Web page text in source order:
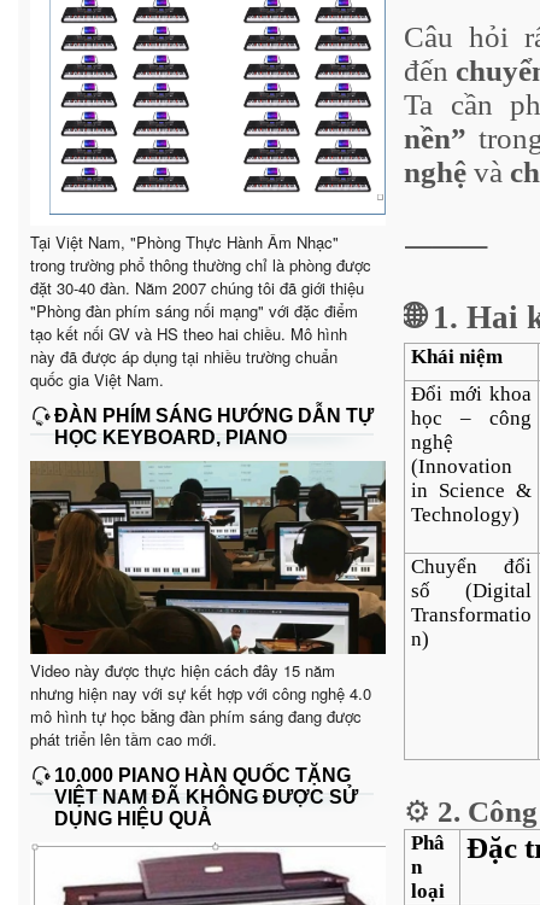
Tại Việt Nam, "Phòng Thực Hành Âm Nhạc"
trong trường phổ thông thường chỉ là phòng được
đặt 30-40 đàn. Năm 2007 chúng tôi đã giới thiệu
"Phòng đàn phím sáng nối mạng" với đặc điểm
tạo kết nối GV và HS theo hai chiều. Mô hình
này đã được áp dụng tại nhiều trường chuẩn
quốc gia Việt Nam.
ĐÀN PHÍM SÁNG HƯỚNG DẪN TỰ
HỌC KEYBOARD, PIANO
Video này được thực hiện cách đây 15 năm
nhưng hiện nay với sự kết hợp với công nghệ 4.0
mô hình tự học bằng đàn phím sáng đang được
phát triển lên tầm cao mới.
10.000 PIANO HÀN QUỐC TẶNG
VIỆT NAM ĐÃ KHÔNG ĐƯỢC SỬ
DỤNG HIỆU QUẢ
Câu hỏi
đến
Ta cần
nền”
nghệ và
⸻
🌐 1. Hai
Khái niệm
Đổi mới khoa
học – công
nghệ
(Innovation
in Science &
Technology)
Chuyển đổi
số (Digital
Transformatio
n)
⚙️ 2.
Phâ
n
loại
Đặc